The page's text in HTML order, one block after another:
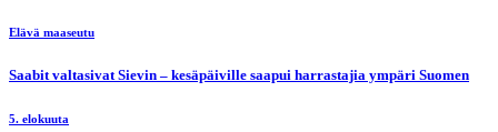
Elävä maaseutu
Saabit valtasivat Sievin – kesäpäiville saapui harrastajia ympäri Suomen
5. elokuuta